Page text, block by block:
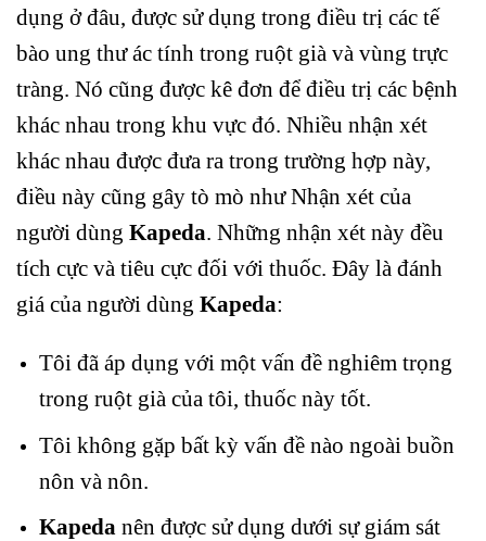
dụng ở đâu, được sử dụng trong điều trị các tế
bào ung thư ác tính trong ruột già và vùng trực
tràng. Nó cũng được kê đơn để điều trị các bệnh
khác nhau trong khu vực đó. Nhiều nhận xét
khác nhau được đưa ra trong trường hợp này,
điều này cũng gây tò mò như Nhận xét của
người dùng Kapeda. Những nhận xét này đều
tích cực và tiêu cực đối với thuốc. Đây là đánh
giá của người dùng Kapeda:
Tôi đã áp dụng với một vấn đề nghiêm trọng
trong ruột già của tôi, thuốc này tốt.
Tôi không gặp bất kỳ vấn đề nào ngoài buồn
nôn và nôn.
Kapeda nên được sử dụng dưới sự giám sát